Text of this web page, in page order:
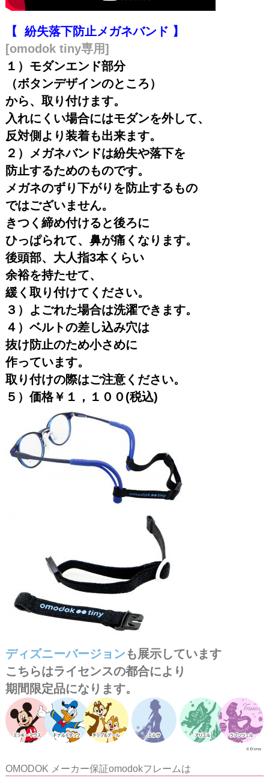
【 紛失落下防止メガネバンド 】
[omodok tiny専用]
１）モダンエンド部分
（ボタンデザインのところ）
から、取り付けます。
入れにくい場合にはモダンを外して、
反対側より装着も出来ます。
２）メガネバンドは紛失や落下を
防止するためのものです。
メガネのずり下がりを防止するもの
ではございません。
きつく締め付けると後ろに
ひっぱられて、鼻が痛くなります。
後頭部、大人指3本くらい
余裕を持たせて、
緩く取り付けてください。
３）よごれた場合は洗濯できます。
４） ベルトの差し込み穴は
抜け防止のため小さめに
作っています。
取り付けの際はご注意ください。
５）価格￥１，１００(税込)
ディズニーバージョンも展示しています
こちらはライセンスの都合により
期間限定品になります。
OMODOK メーカー保証omodokフレームは